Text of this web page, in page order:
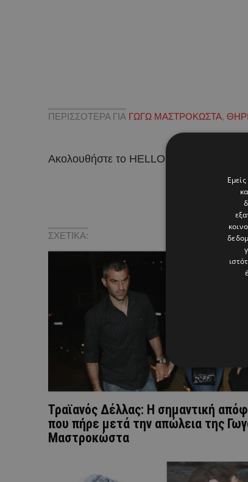
ΠΕΡΙΣΣΟΤΕΡΑ ΓΙΑ ΓΩΓΩ ΜΑΣΤΡΟΚΩΣΤΑ,
Ακολουθήστε το HELLO σε
ΣΧΕΤΙΚΑ:
Τραϊανός Δέλλας: Η σημαντική
που πήρε μετά την απώλεια της
Μαστροκώστα